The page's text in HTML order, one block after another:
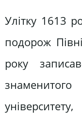
Улітку 1613
подорож
року